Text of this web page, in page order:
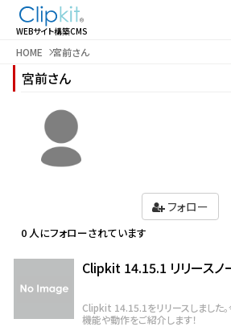
WEBサイト構築CMS
HOME 宮前さん
宮前さん
フォロー
0 人にフォローされています
Clipkit 14.15.1 リリースノ
Clipkit 14.15.1をリリースしました
機能や動作をご紹介します！